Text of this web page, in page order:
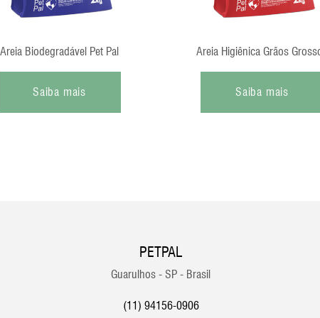
Areia Biodegradável Pet Pal
Saiba mais
Areia Higiênica Grãos
Saiba mais
PETPAL
Guarulhos - SP - Brasil
(11) 94156-0906